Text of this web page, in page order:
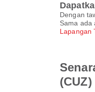
Dengan
Sama ada
Lapangan
(CUZ)